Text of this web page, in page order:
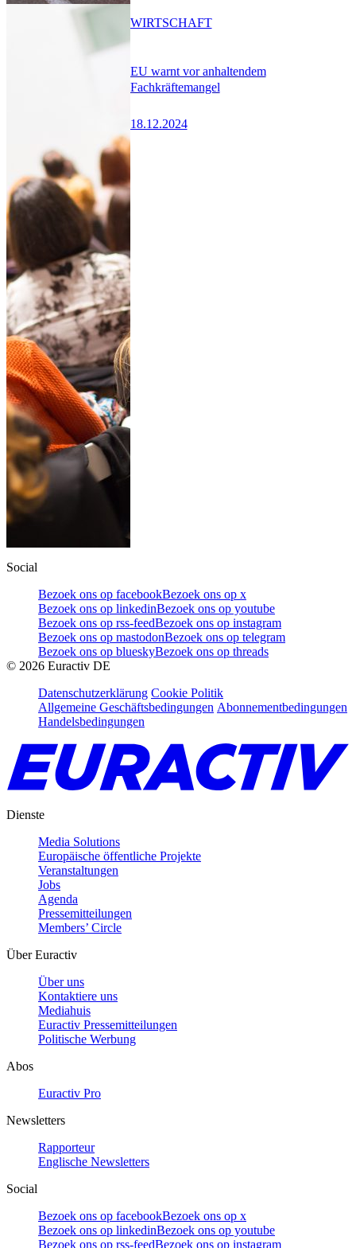
EU warnt vor anhaltendem
Fachkräftemangel
18.12.2024
WIRTSCHAFT
Social
Bezoek ons op facebookBezoek ons op x
Bezoek ons op linkedinBezoek ons op youtube
Bezoek ons op rss-feedBezoek ons op instagram
Bezoek ons op mastodonBezoek ons op telegram
Bezoek ons op blueskyBezoek ons op threads
© 2026 Euractiv DE
Datenschutzerklärung Cookie Politik
Allgemeine Geschäftsbedingungen Abonnementbedingungen
Handelsbedingungen
Dienste
Media Solutions
Europäische öffentliche Projekte
Veranstaltungen
Jobs
Agenda
Pressemitteilungen
Members’ Circle
Über Euractiv
Über uns
Kontaktiere uns
Mediahuis
Euractiv Pressemitteilungen
Politische Werbung
Abos
Euractiv Pro
Newsletters
Rapporteur
Englische Newsletters
Social
Bezoek ons op facebookBezoek ons op x
Bezoek ons op linkedinBezoek ons op youtube
Bezoek ons op rss-feedBezoek ons op instagram